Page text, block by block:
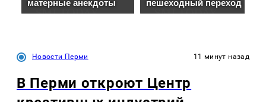
Новости Перми 11 минут назад
В Перми откроют Центр